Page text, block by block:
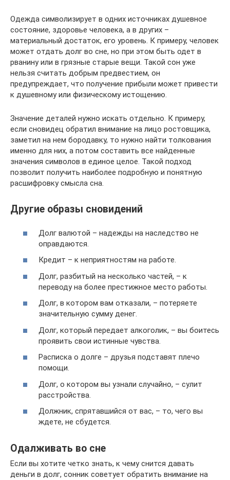
Одежда символизирует в одних источниках душевное
состояние, здоровье человека, а в других –
материальный достаток, его уровень. К примеру, человек
может отдать долг во сне, но при этом быть одет в
рванину или в грязные старые вещи. Такой сон уже
нельзя считать добрым предвестием, он
предупреждает, что получение прибыли может привести
к душевному или физическому истощению.
Значение деталей нужно искать отдельно. К примеру,
если сновидец обратил внимание на лицо ростовщика,
заметил на нем бородавку, то нужно найти толкования
именно для них, а потом составить все найденные
значения символов в единое целое. Такой подход
позволит получить наиболее подробную и понятную
расшифровку смысла сна.
Другие образы сновидений
Долг валютой – надежды на наследство не
оправдаются.
Кредит – к неприятностям на работе.
Долг, разбитый на несколько частей, – к
переводу на более престижное место работы.
Долг, в котором вам отказали, – потеряете
значительную сумму денег.
Долг, который передает алкоголик, – вы боитесь
проявить свои истинные чувства.
Расписка о долге – друзья подставят плечо
помощи.
Долг, о котором вы узнали случайно, – сулит
расстройства.
Должник, спрятавшийся от вас, – то, чего вы
ждете, не сбудется.
Одалживать во сне
Если вы хотите четко знать, к чему снится давать
деньги в долг, сонник советует обратить внимание на